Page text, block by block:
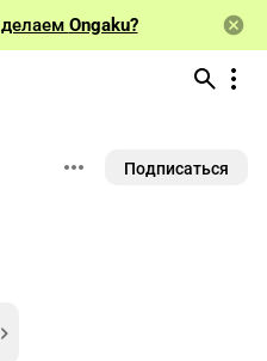
Ongaku?
Подписаться